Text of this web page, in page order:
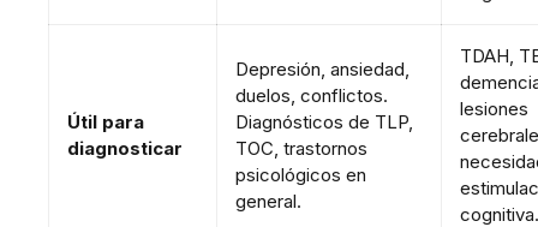
Útil para
diagnosticar
Depresión, ansiedad,
duelos, conflictos.
Diagnósticos de TLP,
TOC, trastornos
psicológicos en
general.
TDAH,
lesiones
cognitiva.